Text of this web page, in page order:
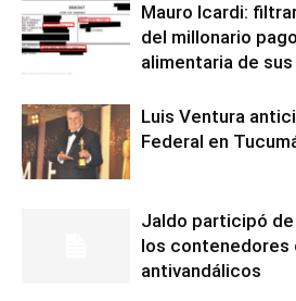
Mauro Icardi:
del millonario
alimentaria de sus
Luis Ventura
Federal en
Jaldo participó
los contenedores
antivandálicos